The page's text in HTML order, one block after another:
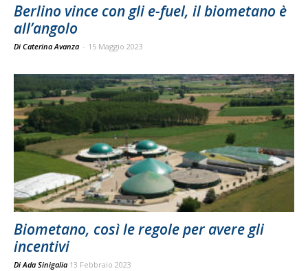
Berlino vince con gli e-fuel, il biometano è
all’angolo
Di Caterina Avanza - 15 Maggio 2023
Biometano, così le regole per avere gli
incentivi
DiAda Sinigalia 13 Febbraio 2023